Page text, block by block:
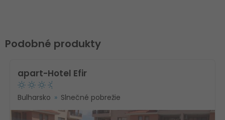
Podobné produkty
apart-Hotel Efir
Bulharsko Slnečné pobrežie